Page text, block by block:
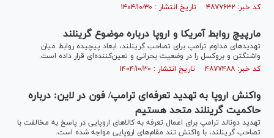
کد خبر: ۴۸۷۷۶۳۲ تاریخ انتشار : ۱۴۰۴/۱۰/۳۰
مارپیچ روابط آمریکا و اروپا درباره موضوع گرینلند
تهدیدهای مداوم ترامپ برای تصاحب گرینلند، ابعاد پیچیده روابط میان
واشنگتن و بروکسل را در وضعیت بحرانی و تعین‌کننده‌ای قرار داده است.
کد خبر: ۴۸۷۷۴۸۸ تاریخ انتشار : ۱۴۰۴/۱۰/۳۰
واکنش اروپا به تهدید تعرفه‌ای ترامپ/ فون در لاین: درباره
حاکمیت گرینلند متحد هستیم
تهدید دونالد ترامپ برای اعمال تعرفه به کالاهای اروپایی در پاسخ به مخالفت با
تصاحب گرینلند، با واکنش تند مقام‌های اروپایی مواجه شده است.